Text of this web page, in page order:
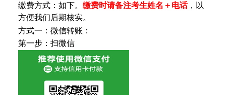
缴费方式：如下。 缴费时请备注考生姓名＋电话，以
方便我们后期核实。
方式一：微信转账：
第一步：扫微信